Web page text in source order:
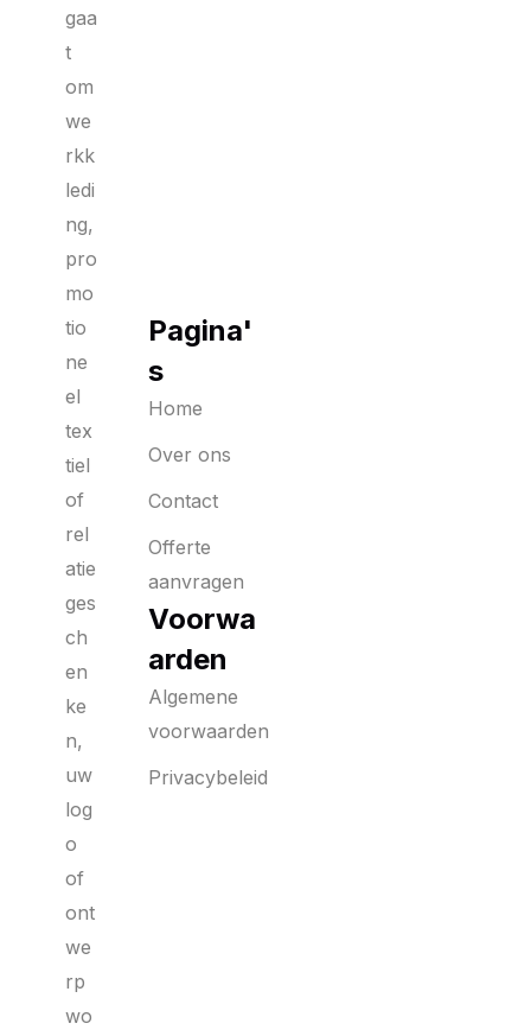
gaa
t
om
we
rkk
ledi
ng,
pro
mo
tio
ne
el
tex
tiel
of
rel
atie
ges
ch
en
ke
n,
uw
log
o
of
ont
we
rp
wo
Pagina'
s
Home
Over ons
Contact
Offerte
aanvragen
Voorwa
arden
Algemene
voorwaarden
Privacybeleid